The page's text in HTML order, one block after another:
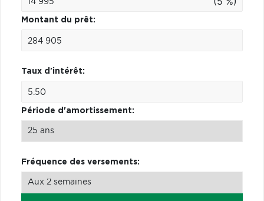
Montant du prêt:
Taux d'intérêt:
Période d'amortissement:
Fréquence des versements: